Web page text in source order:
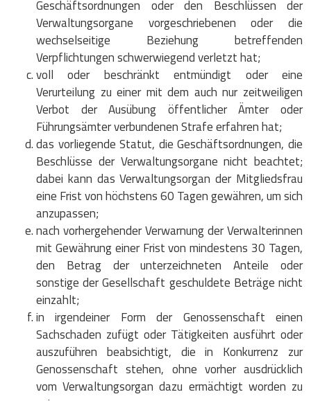
Geschäftsordnungen oder den Beschlüssen der
Verwaltungsorgane vorgeschriebenen oder die
wechselseitige Beziehung betreffenden
Verpflichtungen schwerwiegend verletzt hat;
voll oder beschränkt entmündigt oder eine
Verurteilung zu einer mit dem auch nur zeitweiligen
Verbot der Ausübung öffentlicher Ämter oder
Führungsämter verbundenen Strafe erfahren hat;
das vorliegende Statut, die Geschäftsordnungen, die
Beschlüsse der Verwaltungsorgane nicht beachtet;
dabei kann das Verwaltungsorgan der Mitgliedsfrau
eine Frist von höchstens 60 Tagen gewähren, um sich
anzupassen;
nach vorhergehender Verwarnung der Verwalterinnen
mit Gewährung einer Frist von mindestens 30 Tagen,
den Betrag der unterzeichneten Anteile oder
sonstige der Gesellschaft geschuldete Beträge nicht
einzahlt;
in irgendeiner Form der Genossenschaft einen
Sachschaden zufügt oder Tätigkeiten ausführt oder
auszuführen beabsichtigt, die in Konkurrenz zur
Genossenschaft stehen, ohne vorher ausdrücklich
vom Verwaltungsorgan dazu ermächtigt worden zu